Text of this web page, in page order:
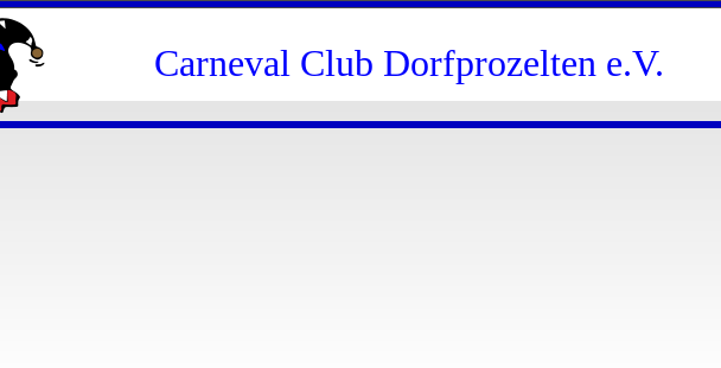
Carneval Club Dorfprozelten e.V.